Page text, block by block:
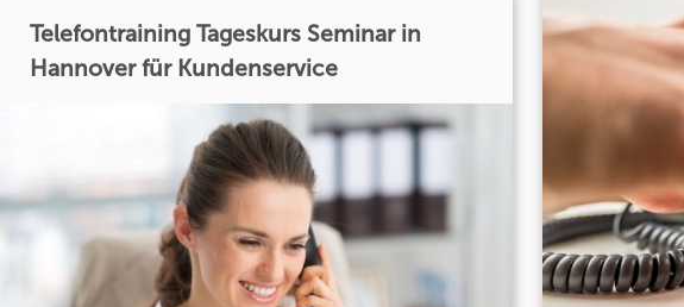
Telefontraining Tageskurs Seminar in
Hannover für Kundenservice